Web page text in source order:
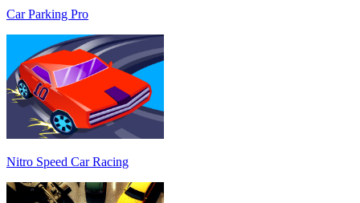
Car Parking Pro
Nitro Speed Car Racing